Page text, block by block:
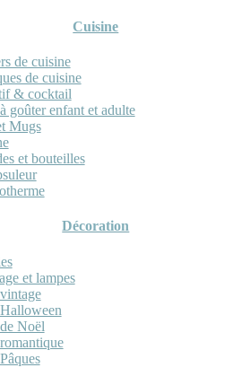
Cuisine
de cuisine
de cuisine
& cocktail
goûter enfant et adulte
Mugs
et bouteilles
Décoration
et lampes
Noël